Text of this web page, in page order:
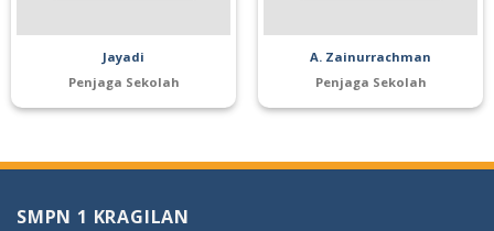
Jayadi
Penjaga Sekolah
A. Zainurrachman
Penjaga Sekolah
SMPN 1 KRAGILAN